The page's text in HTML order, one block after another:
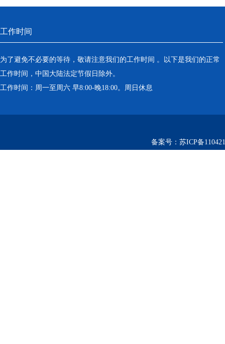
工作时间
为了避免不必要的等待，敬请注意我们的工作时间 。以下是我们的正常
工作时间，中国大陆法定节假日除外。
工作时间：周一至周六 早8:00-晚18:00。周日休息
备案号： 苏ICP备